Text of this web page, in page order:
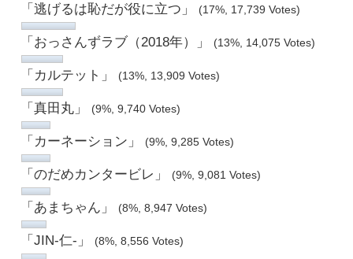
「逃げるは恥だが役に立つ」
(17%, 17,739 Votes)
「おっさんずラブ（2018年）」 (13%, 14,075 Votes)
「カルテット」 (13%, 13,909 Votes)
「真田丸」 (9%, 9,740 Votes)
「カーネーション」 (9%, 9,285 Votes)
「のだめカンタービレ」 (9%, 9,081 Votes)
「あまちゃん」 (8%, 8,947 Votes)
「JIN-仁-」 (8%, 8,556 Votes)